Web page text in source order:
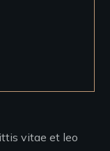
vitae et leo